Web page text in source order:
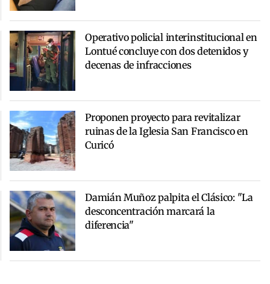
Operativo policial interinstitucional en
Lontué concluye con dos detenidos y
decenas de infracciones
Proponen proyecto para revitalizar
ruinas de la Iglesia San Francisco en
Curicó
Damián Muñoz palpita el Clásico: "La
desconcentración marcará la
diferencia"